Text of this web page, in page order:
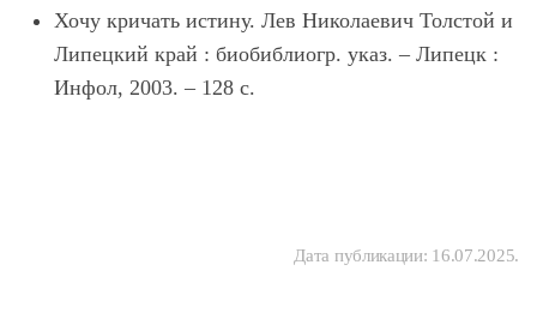
Хочу кричать истину. Лев Николаевич Толстой и
Липецкий край : биобиблиогр. указ. – Липецк :
Инфол, 2003. – 128 с.
Дата публикации: 16.07.2025.